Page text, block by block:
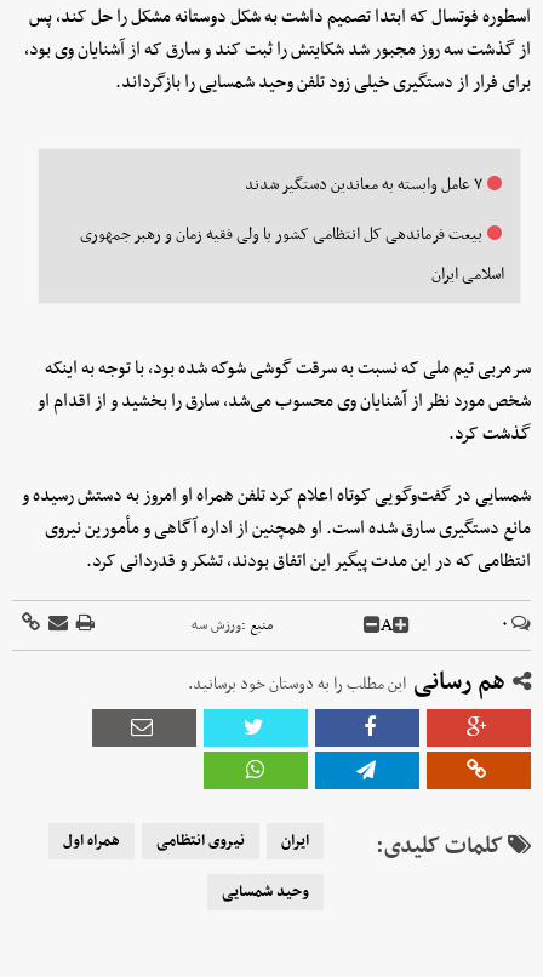
اسطوره فوتسال که ابتدا تصمیم داشت به شکل دوستانه مشکل را حل کند، پس
از گذشت سه روز مجبور شد شکایتش را ثبت کند و سارق که از آشنایان وی بود،
برای فرار از دستگیری خیلی زود تلفن وحید شمسایی را بازگرداند.
۷ عامل وابسته به معاندین دستگیر شدند
بیعت فرماندهی کل انتظامی کشور با ولی فقیه زمان و رهبر جمهوری
اسلامی ایران
سرمربی تیم ملی که نسبت به سرقت گوشی شوکه شده بود، با توجه به اینکه
شخص مورد نظر از آشنایان وی محسوب می‌شد، سارق را بخشید و از اقدام او
گذشت کرد.
شمسایی در گفت‌وگویی کوتاه اعلام کرد تلفن همراه او امروز به دستش رسیده و
مانع دستگیری سارق شده است. او همچنین از اداره آگاهی و مأمورین نیروی
انتظامی که در این مدت پیگیر این اتفاق بودند، تشکر و قدردانی کرد.
۰ A منبع :ورزش سه
هم رسانی این مطلب را به دوستان خود برسانید.
کلمات کلیدی: ایران نیروی انتظامی
همراه اول
وحید شمسایی